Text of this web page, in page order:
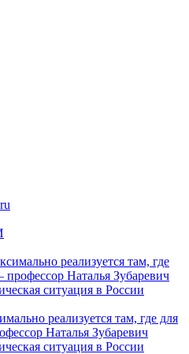
реализуется там, где для
Наталья Зубаревич
ситуация в России